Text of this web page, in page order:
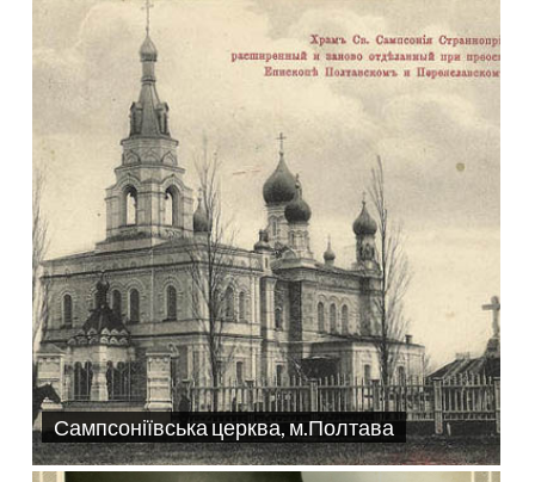
Сампсоніївська церква, м.Полтава